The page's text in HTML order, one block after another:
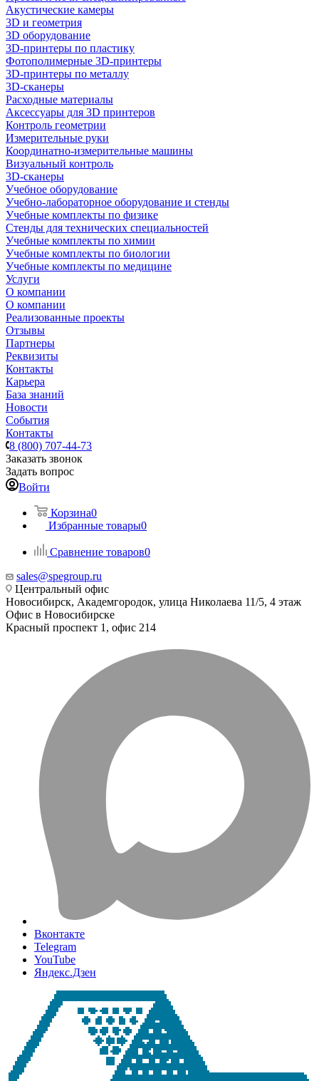
Акустические камеры
3D и геометрия
3D оборудование
3D-принтеры по пластику
Фотополимерные 3D-принтеры
3D-принтеры по металлу
3D-сканеры
Расходные материалы
Аксессуары для 3D принтеров
Контроль геометрии
Измерительные руки
Координатно-измерительные машины
Визуальный контроль
3D-сканеры
Учебное оборудование
Учебно-лабораторное оборудование и стенды
Учебные комплекты по физике
Стенды для технических специальностей
Учебные комплекты по химии
Учебные комплекты по биологии
Учебные комплекты по медицине
Услуги
О компании
О компании
Реализованные проекты
Отзывы
Партнеры
Реквизиты
Контакты
Карьера
База знаний
Новости
События
Контакты
8 (800) 707-44-73
Заказать звонок
Задать вопрос
Войти
Корзина0
Избранные товары0
Сравнение товаров0
sales@spegroup.ru
Центральный офис
Новосибирск, Академгородок, улица Николаева 11/5, 4 этаж
Офис в Новосибирске
Красный проспект 1, офис 214
Вконтакте
Telegram
YouTube
Яндекс.Дзен